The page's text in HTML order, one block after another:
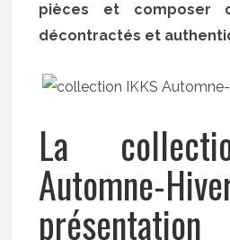
pièces et composer
décontractés et
La
Automne-
présentation